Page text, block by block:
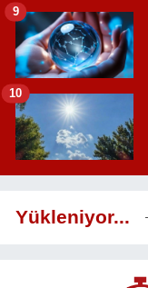
9
10
Yükleniyor...